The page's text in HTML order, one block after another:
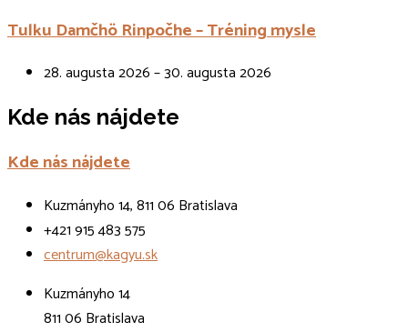
Tulku Damčhö Rinpočhe – Tréning mysle
28. augusta 2026 – 30. augusta 2026
Kde nás nájdete
Kde nás nájdete
Kuzmányho 14, 811 06 Bratislava
+421 915 483 575
centrum@kagyu.sk
Kuzmányho 14
811 06 Bratislava